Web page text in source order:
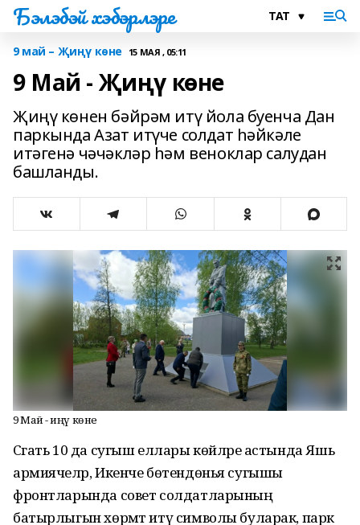
Бэлэбэй хэбэрлэре
9 май – Җиңү көне 15 МАЯ , 05:11
9 Май - Җиңү көне
Җиңү көнен бәйрәм итү йола буенча Дан
паркында Азат итүче солдат һәйкәле
итәгенә чәчәкләр һәм веноклар салудан
башланды.
9 Май - Җиңү көне
Сәгать 10 да сугыш еллары көйләре астында Яшь
армиячеләр, Икенче бөтендөнья сугышы
фронтларында совет солдатларының
батырлыгын хөрмәт итү символы буларак, парк